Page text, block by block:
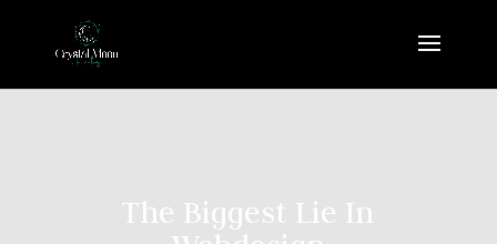
The Biggest Lie In